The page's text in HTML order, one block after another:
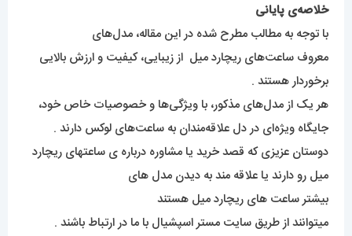
خلاصه‌ی پایانی
با توجه به مطالب مطرح شده در این مقاله، مدل‌های
معروف ساعت‌های ریچارد میل از زیبایی، کیفیت و ارزش بالایی
برخوردار هستند .
هر یک از مدل‌های مذکور، با ویژگی‌ها و خصوصیات خاص خود،
جایگاه ویژه‌ای در دل علاقه‌مندان به ساعت‌های لوکس دارند .
دوستان عزیزی که قصد خرید یا مشاوره درباره ی ساعتهای ریچارد
میل رو دارند یا علاقه مند به دیدن مدل های
بیشتر ساعت های ریچارد میل هستند
میتوانند از طریق سایت مستر اسپشیال با ما در ارتباط باشند .